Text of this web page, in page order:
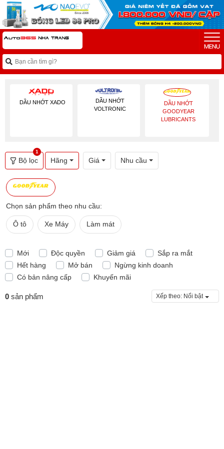
DẦU NHỚT XADO
DẦU NHỚT
VOLTRONIC
DẦU NHỚT
GOODYEAR
LUBRICANTS
Bộ lọc
1
Hãng Giá Nhu cầu
Chọn sản phẩm theo nhu cầu:
Ô tô Xe Máy Làm mát
Mới Độc quyền Giảm giá
Sắp ra mắt
Hết hàng
Mở bán
Ngừng kinh doanh
Có bản nâng cấp
Khuyến mãi
0 sản phẩm Xếp theo: Nổi bật